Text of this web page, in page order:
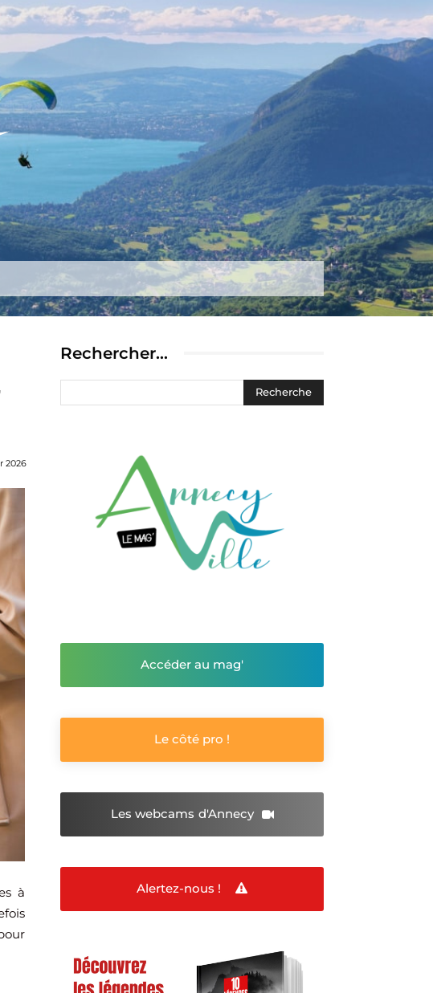
Alertez-nous Plus
2026
à
Rechercher…
Accéder au mag'
Le côté pro !
Les webcams d'Annecy
Alertez-nous !